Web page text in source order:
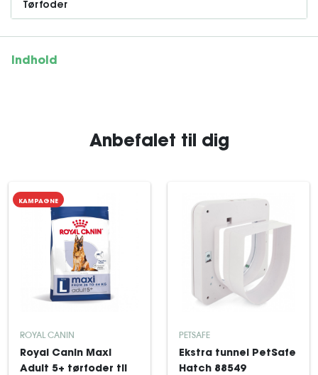
Tørfoder
Indhold
Anbefalet til dig
KAMPAGNE
ROYAL CANIN
Royal Canin Maxi
Adult 5+ tørfoder til
PETSAFE
Ekstra tunnel PetSafe
Hatch 88549